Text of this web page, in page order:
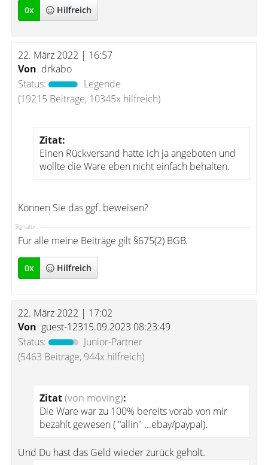
0x Hilfreich
22. März 2022 | 16:57
Von drkabo
Status:
Legende
(19215 Beiträge, 10345x hilfreich)
Zitat:
Einen Rückversand hatte ich ja angeboten und
wollte die Ware eben nicht einfach behalten.
Können Sie das ggf. beweisen?
Signatur:
Für alle meine Beiträge gilt §675(2) BGB.
0x Hilfreich
22. März 2022 | 17:02
Von guest-12315.09.2023 08:23:49
Status:
Junior-Partner
(5463 Beiträge, 944x hilfreich)
Zitat(von moving):
Die Ware war zu 100% bereits vorab von mir
bezahlt gewesen ( "allin" ...ebay/paypal).
Und Du hast das Geld wieder zurück geholt.